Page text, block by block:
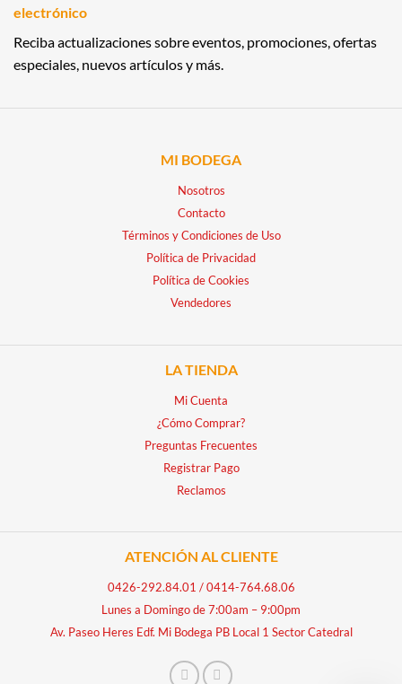
electrónico
Reciba actualizaciones sobre eventos, promociones, ofertas
especiales, nuevos artículos y más.
MI BODEGA
Nosotros
Contacto
Términos y Condiciones de Uso
Política de Privacidad
Política de Cookies
Vendedores
LA TIENDA
Mi Cuenta
¿Cómo Comprar?
Preguntas Frecuentes
Registrar Pago
Reclamos
ATENCIÓN AL CLIENTE
0426-292.84.01 /0414-764.68.06
Lunes a Domingo de 7:00am – 9:00pm
Av. Paseo Heres Edf. Mi Bodega PB Local 1 Sector Catedral